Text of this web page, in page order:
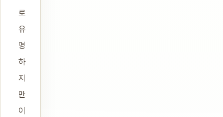
로
유
명
하
지
만
이